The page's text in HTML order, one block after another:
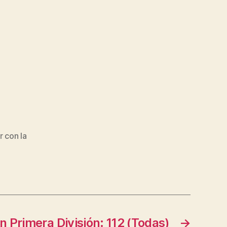
con la
→
Primera División: 112 (Todas)